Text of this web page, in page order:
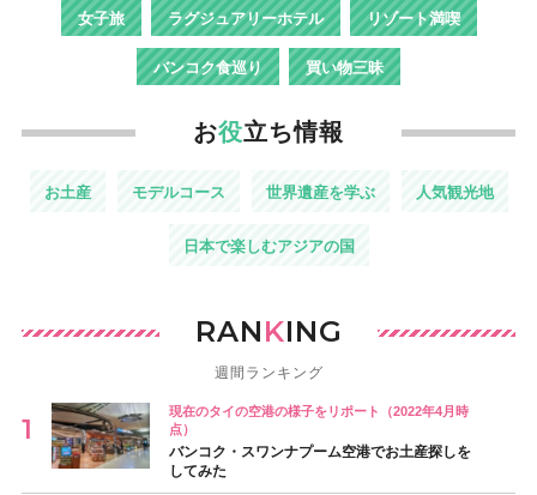
女子旅 ラグジュアリーホテル リゾート満喫
バンコク食巡り 買い物三昧
お役立ち情報
お土産 モデルコース 世界遺産を学ぶ 人気観光地
日本で楽しむアジアの国
RANKING
週間ランキング
現在のタイの空港の様子をリポート（2022年4月時
点）
バンコク・スワンナプーム空港でお土産探しを
してみた